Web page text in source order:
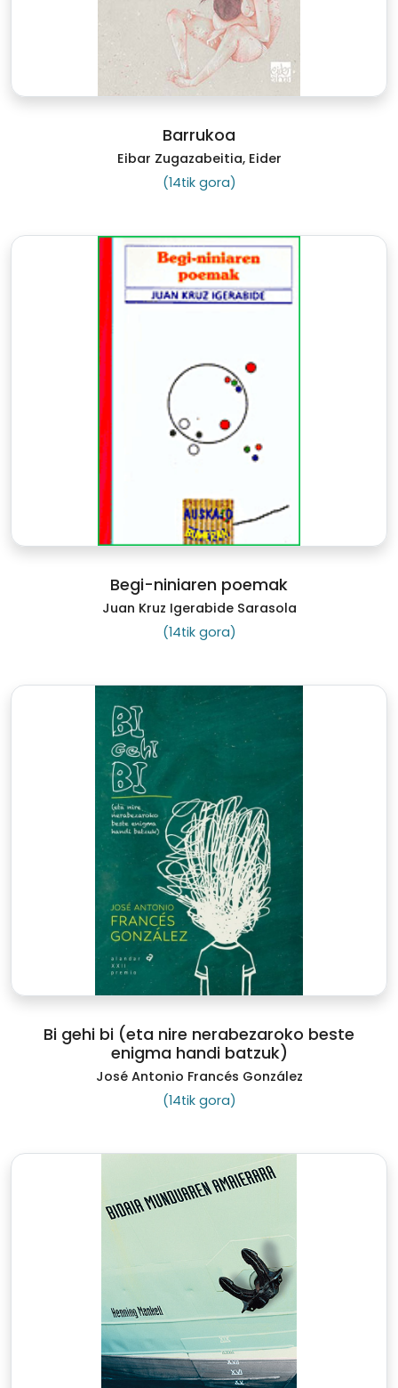
Barrukoa
Eibar Zugazabeitia, Eider
(14tik gora)
Begi-niniaren poemak
Juan Kruz Igerabide Sarasola
(14tik gora)
Bi gehi bi (eta nire nerabezaroko beste
enigma handi batzuk)
José Antonio Francés González
(14tik gora)